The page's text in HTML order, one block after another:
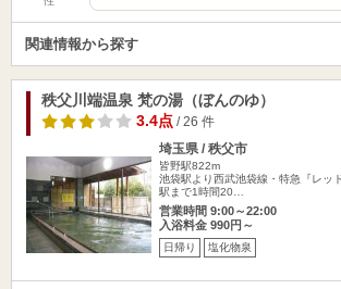
関連情報から探す
秩父川端温泉 梵の湯（ぼんのゆ）
3.4点/ 26 件
埼玉県 / 秩父市
皆野駅822m
池袋駅より西武池袋線・特急『レッ
駅まで1時間20…
営業時間 9:00～22:00
入浴料金 990円～
日帰り 塩化物泉